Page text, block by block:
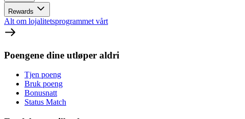
Rewards
Alt om lojalitetsprogrammet vårt
Poengene dine utløper aldri
Tjen poeng
Bruk poeng
Bonusnatt
Status Match